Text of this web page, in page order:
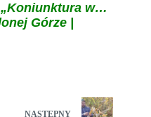
w…
Górze |
NASTĘPNY